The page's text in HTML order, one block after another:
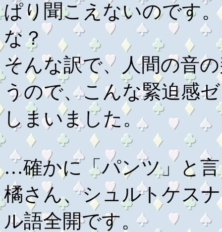
ぱり聞こえないのです
な？
そんな訳で、人間の音
うので、こんな緊迫感
しまいました。
…確かに「パンツ」と
橘さん、シュルトケス
ル語全開です。